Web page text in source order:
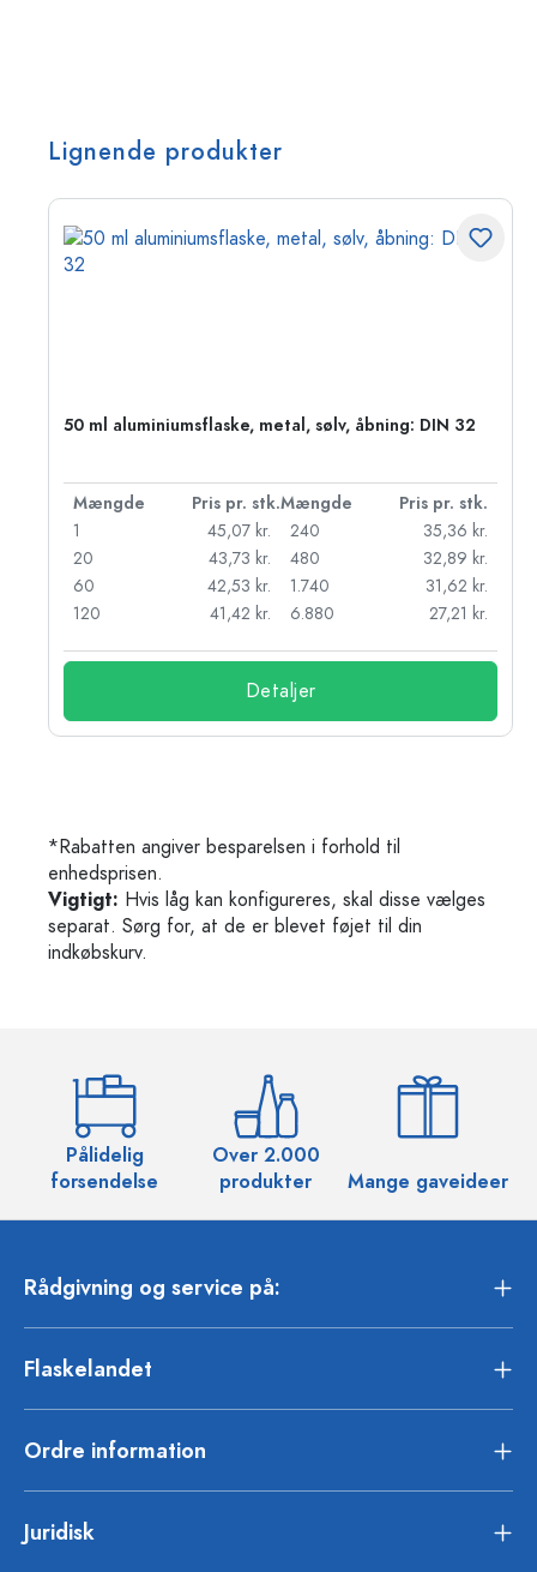
Lignende produkter
50 ml aluminiumsflaske, metal, sølv, åbning: DIN 32
Mængde Pris pr. stk.Mængde
Pris pr. stk.
1
45,07 kr.
20
43,73 kr.
60
42,53 kr.
120
41,42 kr.
240
35,36 kr.
480
32,89 kr.
1.740
31,62 kr.
6.880
27,21 kr.
Detaljer
*Rabatten angiver besparelsen i forhold til
enhedsprisen.
Vigtigt: Hvis låg kan konfigureres, skal disse vælges
separat. Sørg for, at de er blevet føjet til din
indkøbskurv.
Pålidelig
forsendelse
Over 2.000
produkter
Mange gaveideer
Rådgivning og service på:
Flaskelandet
Ordre information
Juridisk